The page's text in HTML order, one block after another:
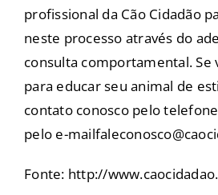
profissional da Cão Cidadão
neste processo através do
consulta comportamental. Se
para educar seu animal de
contato conosco pelo
pelo e-mail
Fonte: http://